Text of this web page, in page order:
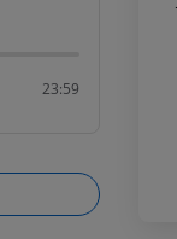
23:59